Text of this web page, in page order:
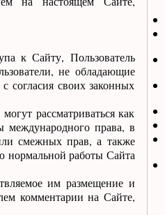
к Сайту, Пользователь
не обладающие
согласия своих законных
рассматриваться как
международного права, в
смежных прав, а также
нормальной работы Сайта
им размещение и
комментарии на Сайте,